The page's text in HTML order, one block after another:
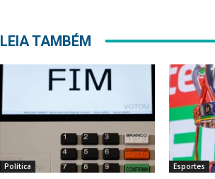
LEIA TAMBÉM
Política Esportes